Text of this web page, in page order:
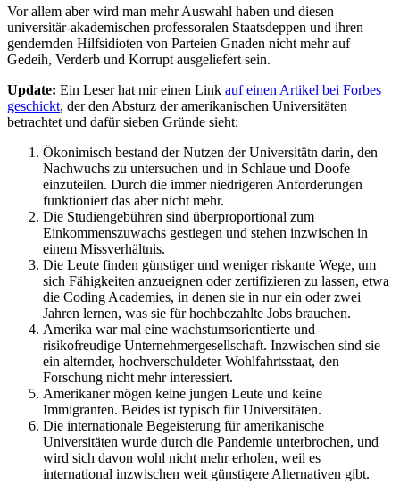
Vor allem aber wird man mehr Auswahl haben und diesen
universitär-akademischen professoralen Staatsdeppen und ihren
gendernden Hilfsidioten von Parteien Gnaden nicht mehr auf
Gedeih, Verderb und Korrupt ausgeliefert sein.
Update: Ein Leser hat mir einen Link auf einen Artikel bei Forbes
geschickt, der den Absturz der amerikanischen Universitäten
betrachtet und dafür sieben Gründe sieht:
Ökonimisch bestand der Nutzen der Universitätn darin, den
Nachwuchs zu untersuchen und in Schlaue und Doofe
einzuteilen. Durch die immer niedrigeren Anforderungen
funktioniert das aber nicht mehr.
Die Studiengebühren sind überproportional zum
Einkommenszuwachs gestiegen und stehen inzwischen in
einem Missverhältnis.
Die Leute finden günstiger und weniger riskante Wege, um
sich Fähigkeiten anzueignen oder zertifizieren zu lassen, etwa
die Coding Academies, in denen sie in nur ein oder zwei
Jahren lernen, was sie für hochbezahlte Jobs brauchen.
Amerika war mal eine wachstumsorientierte und
risikofreudige Unternehmergesellschaft. Inzwischen sind sie
ein alternder, hochverschuldeter Wohlfahrtsstaat, den
Forschung nicht mehr interessiert.
Amerikaner mögen keine jungen Leute und keine
Immigranten. Beides ist typisch für Universitäten.
Die internationale Begeisterung für amerikanische
Universitäten wurde durch die Pandemie unterbrochen, und
wird sich davon wohl nicht mehr erholen, weil es
international inzwischen weit günstigere Alternativen gibt.